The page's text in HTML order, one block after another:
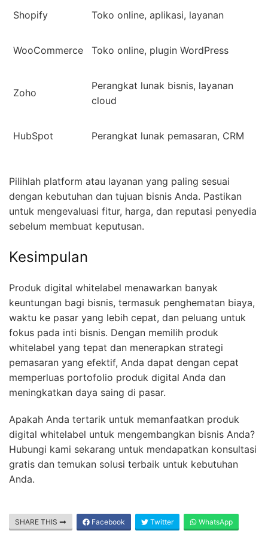
Shopify Toko online, aplikasi, layanan
WooCommerce Toko online, plugin WordPress
Zoho
Perangkat lunak bisnis, layanan
cloud
HubSpot Perangkat lunak pemasaran, CRM
Pilihlah platform atau layanan yang paling sesuai
dengan kebutuhan dan tujuan bisnis Anda. Pastikan
untuk mengevaluasi fitur, harga, dan reputasi penyedia
sebelum membuat keputusan.
Kesimpulan
Produk digital whitelabel menawarkan banyak
keuntungan bagi bisnis, termasuk penghematan biaya,
waktu ke pasar yang lebih cepat, dan peluang untuk
fokus pada inti bisnis. Dengan memilih produk
whitelabel yang tepat dan menerapkan strategi
pemasaran yang efektif, Anda dapat dengan cepat
memperluas portofolio produk digital Anda dan
meningkatkan daya saing di pasar.
Apakah Anda tertarik untuk memanfaatkan produk
digital whitelabel untuk mengembangkan bisnis Anda?
Hubungi kami sekarang untuk mendapatkan konsultasi
gratis dan temukan solusi terbaik untuk kebutuhan
Anda.
SHARE THIS Facebook Twitter WhatsApp